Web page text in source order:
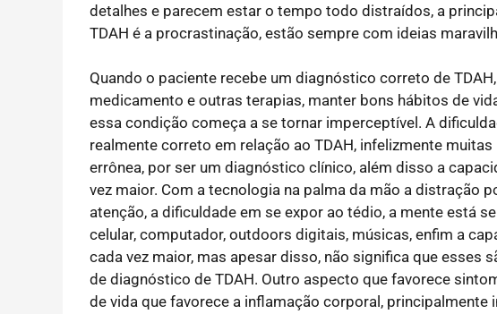
detalhes e parecem estar o tempo todo distraídos, a
TDAH é a procrastinação, estão sempre com ideias
Quando o paciente recebe um diagnóstico correto de
medicamento e outras terapias, manter bons hábitos de
essa condição começa a se tornar imperceptível. A
realmente correto em relação ao TDAH, infelizmente
errônea, por ser um diagnóstico clínico, além disso a
vez maior. Com a tecnologia na palma da mão a distração
atenção, a dificuldade em se expor ao tédio, a mente está
celular, computador, outdoors digitais, músicas, enfim a
cada vez maior, mas apesar disso, não significa que esses
de diagnóstico de TDAH. Outro aspecto que favorece
de vida que favorece a inflamação corporal, principalmente